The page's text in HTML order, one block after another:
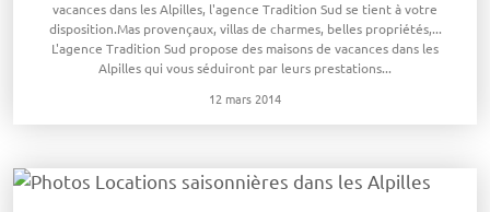
vacances dans les Alpilles, l'agence Tradition Sud se tient à votre
disposition.Mas provençaux, villas de charmes, belles propriétés,...
L'agence Tradition Sud propose des maisons de vacances dans les
Alpilles qui vous séduiront par leurs prestations...
12 mars 2014